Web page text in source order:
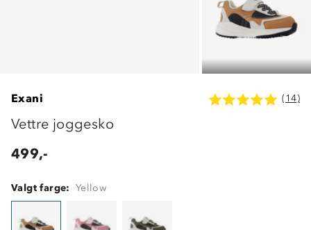
Exani (14)
Vettre joggesko
499,-
Valgt farge: Yellow